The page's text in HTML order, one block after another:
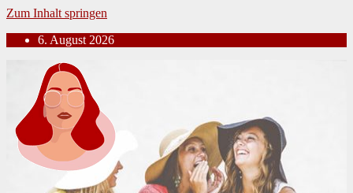
Zum Inhalt springen
6. August 2026